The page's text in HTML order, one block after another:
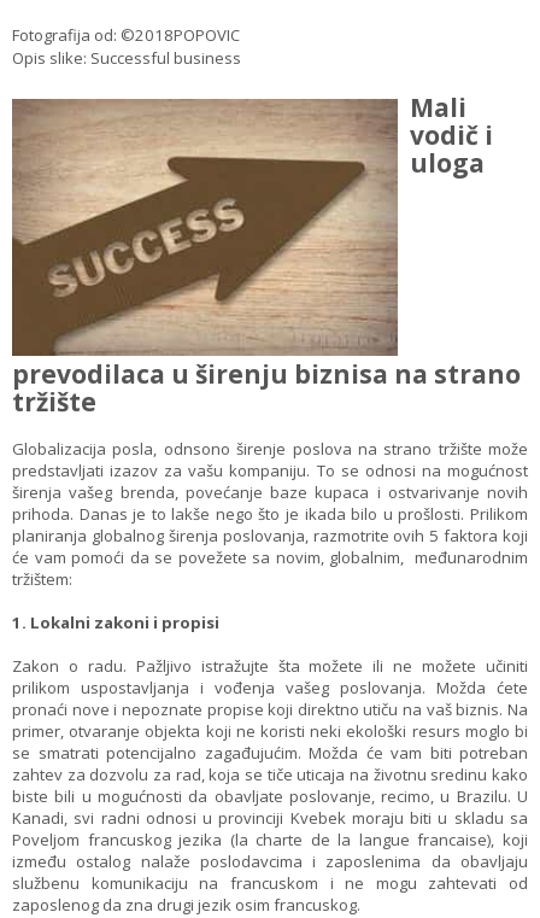
Fotografija od: ©2018POPOVIC
Opis slike: Successful business
Mali
vodič i
uloga
prevodilaca u širenju biznisa na strano
tržište
Globalizacija posla, odnsono širenje poslova na strano tržište može
predstavljati izazov za vašu kompaniju. To se odnosi na mogućnost
širenja vašeg brenda, povećanje baze kupaca i ostvarivanje novih
prihoda. Danas je to lakše nego što je ikada bilo u prošlosti. Prilikom
planiranja globalnog širenja poslovanja, razmotrite ovih 5 faktora koji
će vam pomoći da se povežete sa novim, globalnim, međunarodnim
tržištem:
1. Lokalni zakoni i propisi
Zakon o radu. Pažljivo istražujte šta možete ili ne možete učiniti
prilikom uspostavljanja i vođenja vašeg poslovanja. Možda ćete
pronaći nove i nepoznate propise koji direktno utiču na vaš biznis. Na
primer, otvaranje objekta koji ne koristi neki ekološki resurs moglo bi
se smatrati potencijalno zagađujućim. Možda će vam biti potreban
zahtev za dozvolu za rad, koja se tiče uticaja na životnu sredinu kako
biste bili u mogućnosti da obavljate poslovanje, recimo, u Brazilu. U
Kanadi, svi radni odnosi u provinciji Kvebek moraju biti u skladu sa
Poveljom francuskog jezika (la charte de la langue francaise), koji
između ostalog nalaže poslodavcima i zaposlenima da obavljaju
službenu komunikaciju na francuskom i ne mogu zahtevati od
zaposlenog da zna drugi jezik osim francuskog.